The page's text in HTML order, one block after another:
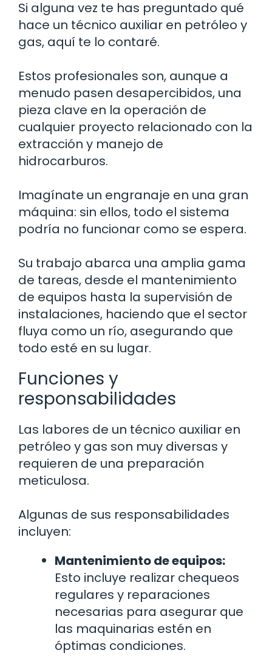
Si alguna vez te has preguntado qué
hace un técnico auxiliar en petróleo y
gas, aquí te lo contaré.
Estos profesionales son, aunque a
menudo pasen desapercibidos, una
pieza clave en la operación de
cualquier proyecto relacionado con la
extracción y manejo de
hidrocarburos.
Imagínate un engranaje en una gran
máquina: sin ellos, todo el sistema
podría no funcionar como se espera.
Su trabajo abarca una amplia gama
de tareas, desde el mantenimiento
de equipos hasta la supervisión de
instalaciones, haciendo que el sector
fluya como un río, asegurando que
todo esté en su lugar.
Funciones y
responsabilidades
Las labores de un técnico auxiliar en
petróleo y gas son muy diversas y
requieren de una preparación
meticulosa.
Algunas de sus responsabilidades
incluyen:
Mantenimiento de equipos:
Esto incluye realizar chequeos
regulares y reparaciones
necesarias para asegurar que
las maquinarias estén en
óptimas condiciones.